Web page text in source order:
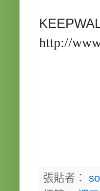
http://
張貼者：